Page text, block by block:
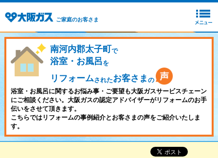
ご家庭のお客さま
南河内郡太子町で
浴室・お風呂 を
リフォームされたお客さま の
浴室・お風呂に関するお悩み事・ご要望も大阪ガスサービスチェーン
にご相談ください。大阪ガスの認定アドバイザーがリフォームのお手
伝いをさせて頂きます。
こちらではリフォームの事例紹介とお客さまの声をご紹介いたしま
す。